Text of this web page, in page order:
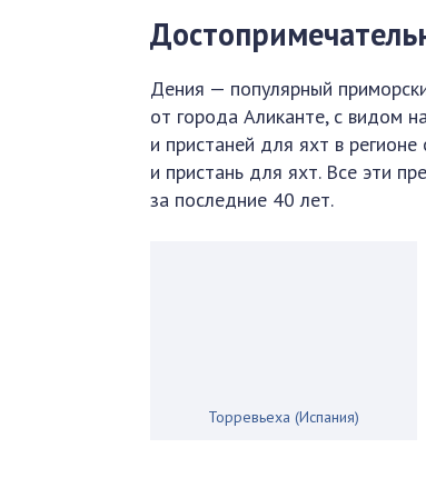
Дения — популярный
от города Аликанте, с видом
и пристаней для яхт в
и пристань для яхт. Все эти
за последние 40 лет.
Торревьеха (Испания)